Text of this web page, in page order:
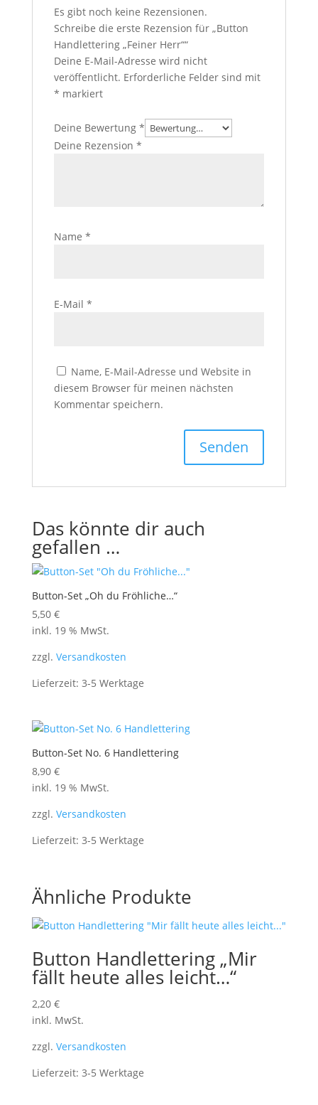
Es gibt noch keine Rezensionen.
Schreibe die erste Rezension für „Button
Handlettering „Feiner Herr““
Deine E-Mail-Adresse wird nicht
veröffentlicht. Erforderliche Felder sind mit
* markiert
Deine Bewertung *
Deine Rezension *
Name *
E-Mail *
Name, E-Mail-Adresse und Website in
diesem Browser für meinen nächsten
Kommentar speichern.
Das könnte dir auch
gefallen …
Button-Set „Oh du Fröhliche…“
5,50 €
inkl. 19 % MwSt.
zzgl. Versandkosten
Lieferzeit: 3-5 Werktage
Button-Set No. 6 Handlettering
8,90 €
inkl. 19 % MwSt.
zzgl. Versandkosten
Lieferzeit: 3-5 Werktage
Ähnliche Produkte
Button Handlettering „Mir
fällt heute alles leicht…“
2,20 €
inkl. MwSt.
zzgl. Versandkosten
Lieferzeit: 3-5 Werktage